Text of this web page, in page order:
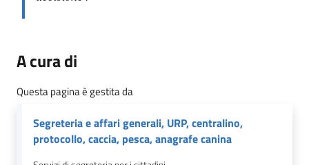
A cura di
Questa pagina è gestita da
Segreteria e affari generali, URP, centralino,
protocollo, caccia, pesca, anagrafe canina